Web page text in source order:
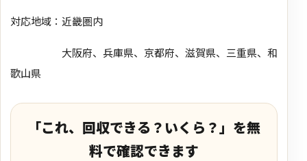
対応地域：近畿圏内
大阪府、兵庫県、京都府、滋賀県、三重県、和
歌山県
「これ、回収できる？いくら？」を無
料で確認できます